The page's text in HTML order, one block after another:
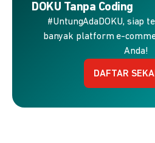
DOKU Tanpa Coding
#UntungAdaDOKU, siap
banyak platform e-
Anda!
DAFTAR